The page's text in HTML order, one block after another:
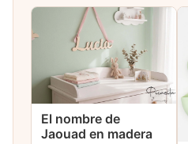
El nombre de
Jaouad en madera